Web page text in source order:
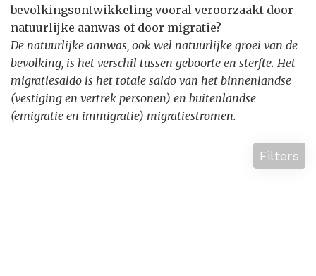
bevolkingsontwikkeling vooral veroorzaakt door
natuurlijke aanwas of door migratie?
De natuurlijke aanwas, ook wel natuurlijke groei van de
bevolking, is het verschil tussen geboorte en sterfte. Het
migratiesaldo is het totale saldo van het binnenlandse
(vestiging en vertrek personen) en buitenlandse
(emigratie en immigratie) migratiestromen.
Filters